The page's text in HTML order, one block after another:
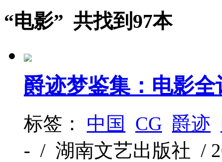
“电影” 共找到97本
爵迹梦鉴集：电影全
标签： 中国 CG 爵迹
- / 湖南文艺出版社 /